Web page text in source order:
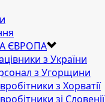
ЄВРОПА
з України
з Угорщини
з Хорватії
зі Словенії